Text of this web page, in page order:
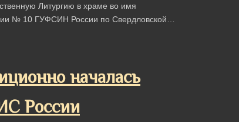
Литургию в храме во имя
№ 10 ГУФСИН России по Свердловской…
началась
России